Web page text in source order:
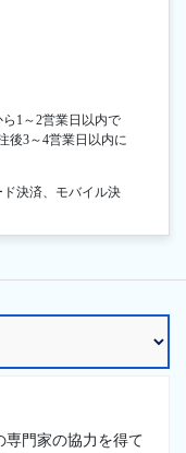
1～2営業日以内で
後3～4営業日以内に
決済、モバイル決
専門家の協力を得て